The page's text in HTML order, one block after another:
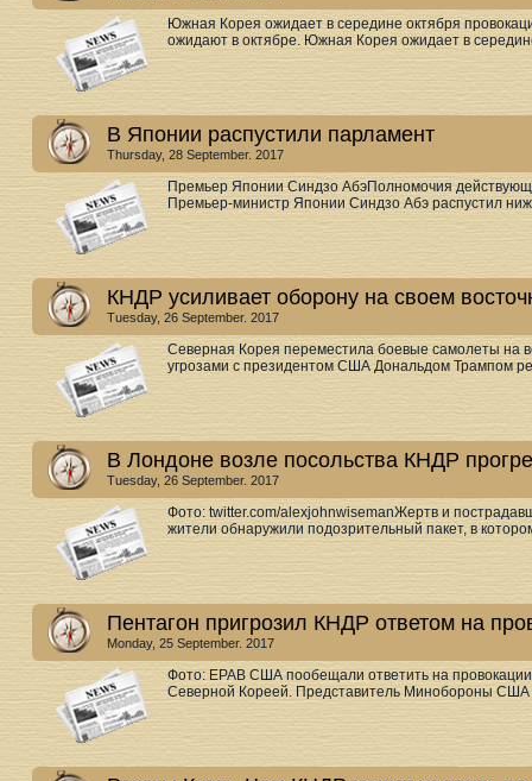
Южная Корея ожидает в середине октября
ожидают в октябре. Южная Корея ожидает в
В Японии распустили парламент
Thursday, 28 September. 2017
Премьер Японии Синдзо АбэПолномочия
Премьер-министр Японии Синдзо Абэ распустил
КНДР усиливает оборону на своем
Tuesday, 26 September. 2017
Северная Корея переместила боевые самолеты на
угрозами с президентом США Дональдом Трампом
В Лондоне возле посольства КНДР
Tuesday, 26 September. 2017
Фото: twitter.com/alexjohnwisemanЖертв и
жители обнаружили подозрительный пакет, в
Пентагон пригрозил КНДР ответом на
Monday, 25 September. 2017
Фото: EPAВ США пообещали ответить на
Северной Кореей. Представитель Минобороны США